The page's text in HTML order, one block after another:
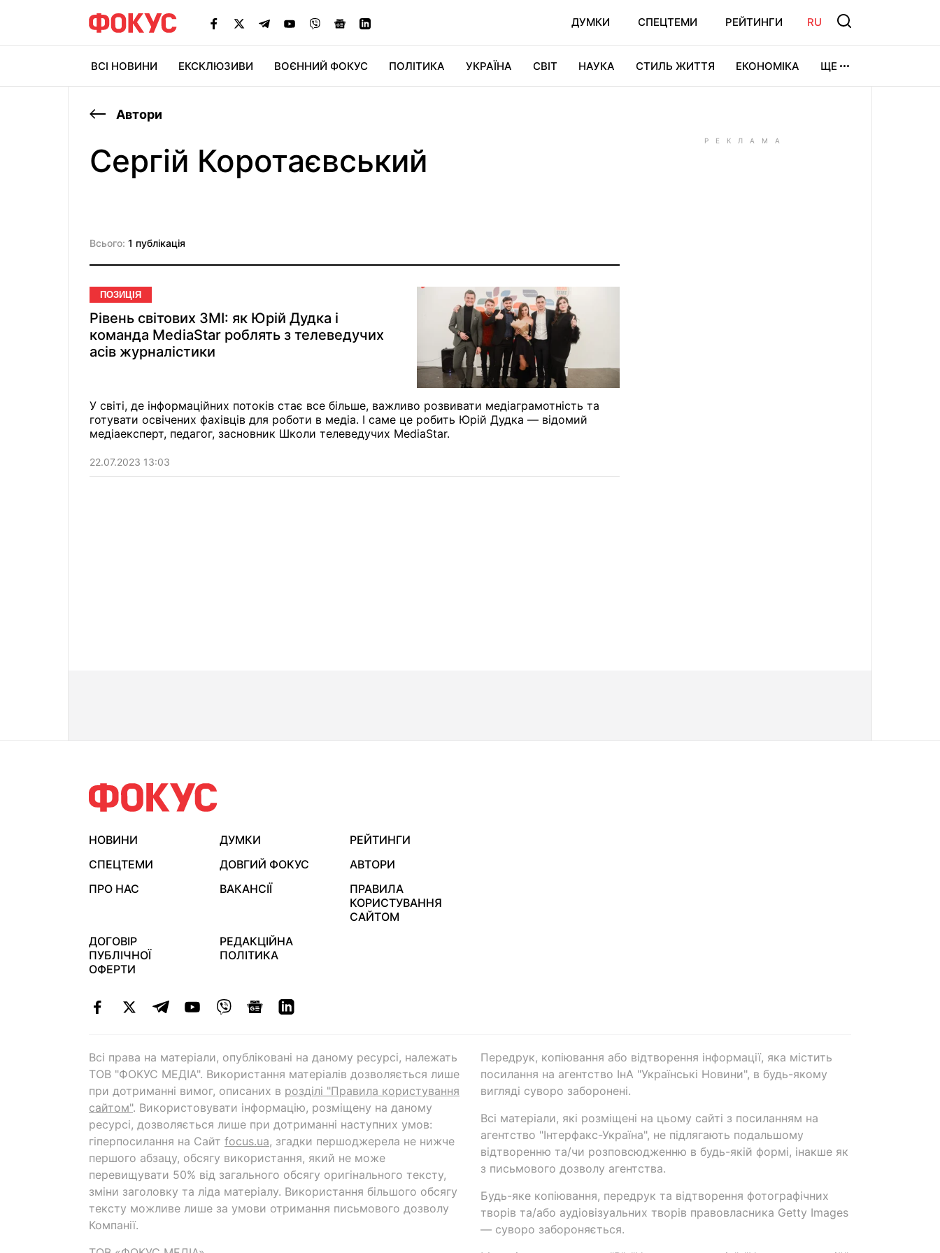
ДУМКИ СПЕЦТЕМИ РЕЙТИНГИ RU
ВСІ НОВИНИ ЕКСКЛЮЗИВИ ВОЄННИЙ ФОКУС ПОЛІТИКА УКРАЇНА СВІТ НАУКА СТИЛЬ ЖИТТЯ ЕКОНОМІКА ЩЕ
Автори
Сергій Коротаєвський
Всього: 1 публікація
ПОЗИЦІЯ
Рівень світових ЗМІ: як Юрій Дудка і
команда MediaStar роблять з телеведучих
асів журналістики
У світі, де інформаційних потоків стає все більше, важливо розвивати медіаграмотність та
готувати освічених фахівців для роботи в медіа. І саме це робить Юрій Дудка — відомий
медіаексперт, педагог, засновник Школи телеведучих MediaStar.
22.07.2023 13:03
НОВИНИ ДУМКИ
РЕЙТИНГИ
СПЕЦТЕМИ
ДОВГИЙ ФОКУС
АВТОРИ
ПРО НАС
ВАКАНСІЇ
ПРАВИЛА
КОРИСТУВАННЯ
САЙТОМ
ДОГОВІР
ПУБЛІЧНОЇ
ОФЕРТИ
РЕДАКЦІЙНА
ПОЛІТИКА
Всі права на матеріали, опубліковані на даному ресурсі, належать
ТОВ "ФОКУС МЕДІА". Використання матеріалів дозволяється лише
при дотриманні вимог, описаних в розділі "Правила користування
сайтом". Використовувати інформацію, розміщену на даному
ресурсі, дозволяється лише при дотриманні наступних умов:
гіперпосилання на Cайт focus.ua, згадки першоджерела не нижче
першого абзацу, обсягу використання, який не може
перевищувати 50% від загального обсягу оригінального тексту,
зміни заголовку та ліда матеріалу. Використання більшого обсягу
тексту можливе лише за умови отримання письмового дозволу
Компанії.
Передрук, копіювання або відтворення інформації, яка містить
посилання на агентство ІнА "Українські Новини", в будь-якому
вигляді суворо заборонені.
Всі матеріали, які розміщені на цьому сайті з посиланням на
агентство "Інтерфакс-Україна", не підлягають подальшому
відтворенню та/чи розповсюдженню в будь-якій формі, інакше як
з письмового дозволу агентства.
Будь-яке копіювання, передрук та відтворення фотографічних
творів та/або аудіовізуальних творів правовласника Getty Images
— суворо забороняється.